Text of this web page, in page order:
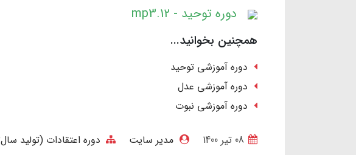
دوره توحید - 12.mp3
همچنین بخوانید...
دوره آموزشی توحید
دوره آموزشی عدل
دوره آموزشی نبوت
مدیر سایت دوره اعتقادات (تولید سال93)